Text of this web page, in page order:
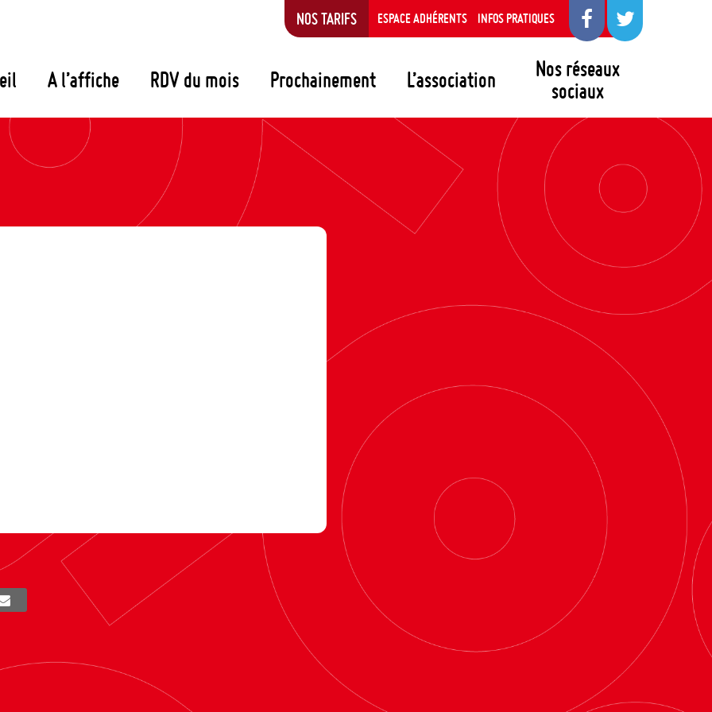
A l’affiche RDV du mois Prochainement L’association
Nos réseaux
sociaux
NOS TARIFS ESPACE ADHÉRENTS INFOS PRATIQUES